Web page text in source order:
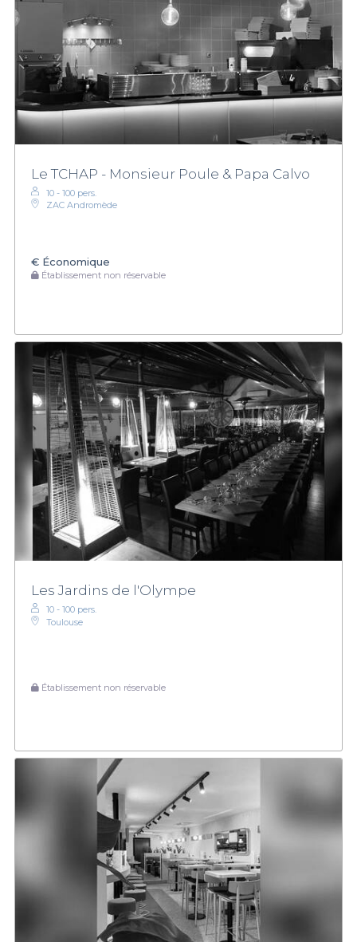
Le TCHAP - Monsieur Poule & Papa Calvo
10 - 100 pers.
ZAC Andromède
€ Économique
Établissement non réservable
Les Jardins de l'Olympe
10 - 100 pers.
Toulouse
Établissement non réservable